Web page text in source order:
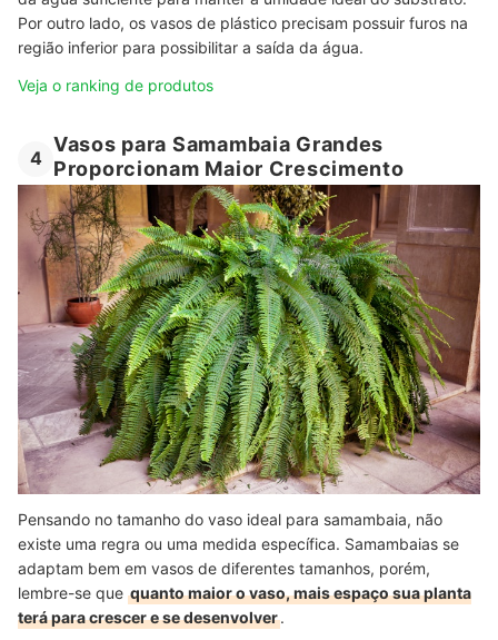
Por outro lado, os vasos de plástico precisam possuir furos na
região inferior para possibilitar a saída da água.
Veja o ranking de produtos
4
Vasos para Samambaia Grandes
Proporcionam Maior Crescimento
Pensando no tamanho do vaso ideal para samambaia, não
existe uma regra ou uma medida específica. Samambaias se
adaptam bem em vasos de diferentes tamanhos, porém,
lembre-se que quanto maior o vaso, mais espaço sua planta
terá para crescer e se desenvolver.